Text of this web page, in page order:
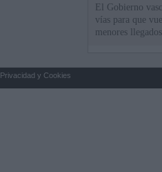
El Gobierno
vías para que
menores
Privacidad y Cookies